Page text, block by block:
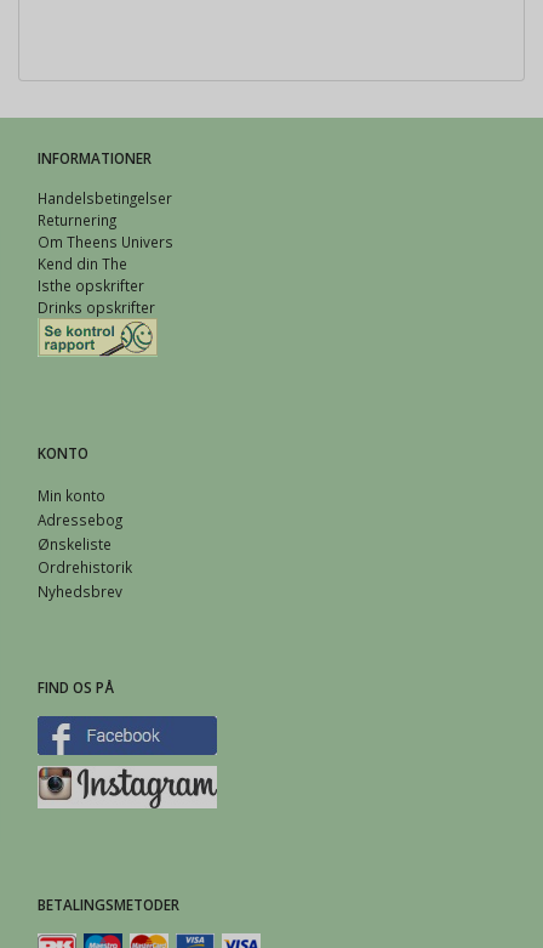
INFORMATIONER
Handelsbetingelser
Returnering
Om Theens Univers
Kend din The
Isthe opskrifter
Drinks opskrifter
KONTO
Min konto
Adressebog
Ønskeliste
Ordrehistorik
Nyhedsbrev
FIND OS PÅ
BETALINGSMETODER